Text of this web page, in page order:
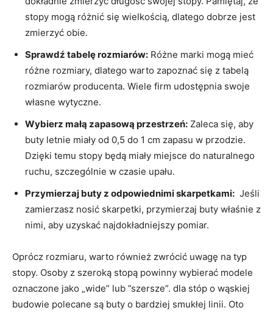
stopy mogą ⁣różnić się wielkością, dlatego ⁢dobrze⁤ jest⁤
zmierzyć obie.
Sprawdź tabelę rozmiarów: Różne marki mogą mieć
różne rozmiary, dlatego warto zapoznać się z tabelą
rozmiarów producenta. Wiele firm udostępnia swoje
własne wytyczne.
Wybierz małą zapasową przestrzeń: Zaleca się, aby
⁤buty letnie‍ miały od ‍0,5 do 1⁤ cm zapasu w przodzie.
Dzięki temu stopy będą miały‍ miejsce do naturalnego
⁣ruchu, szczególnie w ⁢czasie ‌upału.
Przymierzaj buty z odpowiednimi skarpetkami: ⁤ Jeśli
zamierzasz nosić skarpetki, przymierzaj buty właśnie⁤ z
nimi, ‌aby uzyskać najdokładniejszy pomiar.
Oprócz rozmiaru,‍ warto‌ również zwrócić uwagę na typ
⁢stopy.‌ Osoby z szeroką stopą powinny wybierać‍ modele
oznaczone jako „wide” lub ⁤”szersze”. dla stóp o wąskiej
budowie polecane są buty‌ o bardziej smukłej linii. Oto ​